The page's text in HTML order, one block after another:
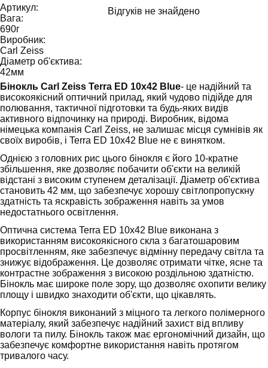
Артикул:
Вага:
690г
Виробник:
Carl Zeiss
Діаметр об'єктива:
42мм
Відгуків не знайдено
Бінокль Carl Zeiss Terra ED 10х42 Blue- це надійний та
високоякісний оптичний прилад, який чудово підійде для
полювання, тактичної підготовки та будь-яких видів
активного відпочинку на природі. Виробник, відома
німецька компанія Carl Zeiss, не залишає місця сумнівів як
своїх виробів, і Terra ED 10х42 Blue не є винятком.
Однією з головних рис цього бінокля є його 10-кратне
збільшення, яке дозволяє побачити об'єкти на великій
відстані з високим ступенем деталізації. Діаметр об'єктива
становить 42 мм, що забезпечує хорошу світлопропускну
здатність та яскравість зображення навіть за умов
недостатнього освітлення.
Оптична система Terra ED 10х42 Blue виконана з
використанням високоякісного скла з багатошаровим
просвітленням, яке забезпечує відмінну передачу світла та
знижує відображення. Це дозволяє отримати чітке, ясне та
контрастне зображення з високою роздільною здатністю.
Бінокль має широке поле зору, що дозволяє охопити велику
площу і швидко знаходити об'єкти, що цікавлять.
Корпус бінокля виконаний з міцного та легкого полімерного
матеріалу, який забезпечує надійний захист від впливу
вологи та пилу. Бінокль також має ергономічний дизайн, що
забезпечує комфортне використання навіть протягом
тривалого часу.